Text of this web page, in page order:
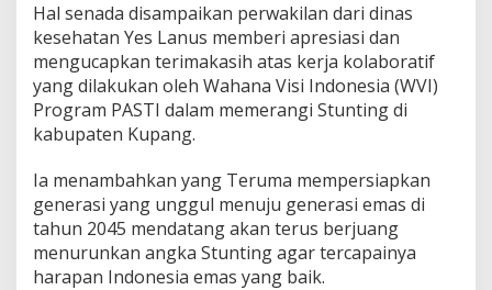
Hal senada disampaikan perwakilan dari dinas
kesehatan Yes Lanus memberi apresiasi dan
mengucapkan terimakasih atas kerja kolaboratif
yang dilakukan oleh Wahana Visi Indonesia (WVI)
Program PASTI dalam memerangi Stunting di
kabupaten Kupang.
Ia menambahkan yang Teruma mempersiapkan
generasi yang unggul menuju generasi emas di
tahun 2045 mendatang akan terus berjuang
menurunkan angka Stunting agar tercapainya
harapan Indonesia emas yang baik.